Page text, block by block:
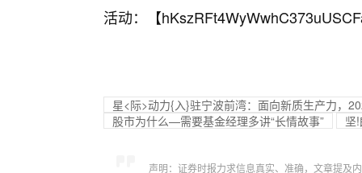
活动：【
星<际>动力{入}驻宁波前湾：面向新质生产力，
股市为什么—需要基金经理多讲“长情故事”
坚
声明：证券时报力求信息真实、准确，文章提及